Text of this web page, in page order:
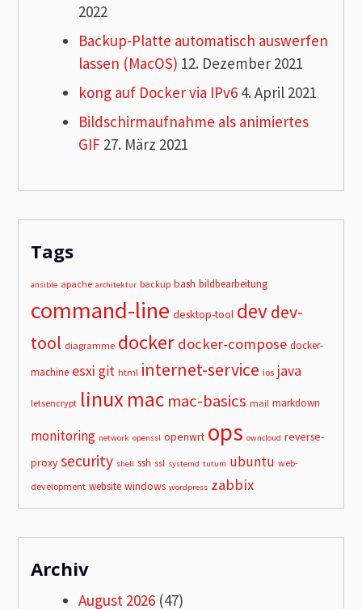
2022
Backup-Platte automatisch auswerfen
lassen (MacOS) 12. Dezember 2021
kong auf Docker via IPv6 4. April 2021
Bildschirmaufnahme als animiertes
GIF 27. März 2021
Tags
ansible apache architektur backup bash bildbearbeitung
command-line desktop-tool devdev-
tool diagramme docker docker-compose docker-
machine esxi git html internet-service ios java
letsencrypt linuxmac mac-basics mail markdown
monitoring network openssl openwrt ops owncloud reverse-
proxy security shell ssh ssl systemd tutum ubuntu web-
development website windows wordpress zabbix
Archiv
August 2026 (47)